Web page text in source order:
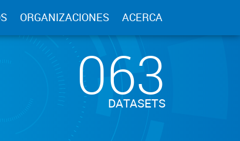
ORGANIZACIONES ACERCA
063
DATASETS